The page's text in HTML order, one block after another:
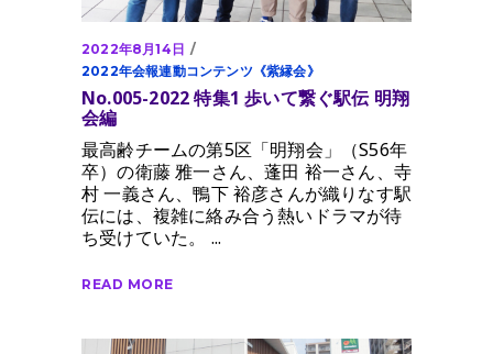
2022年8月14日
2022年会報連動コンテンツ《紫縁会》
No.005-2022 特集1 歩いて繋ぐ駅伝 明翔
会編
最高齢チームの第5区「明翔会」（S56年
卒）の衛藤 雅一さん、蓬田 裕一さん、寺
村 一義さん、鴨下 裕彦さんが織りなす駅
伝には、複雑に絡み合う熱いドラマが待
ち受けていた。
READ MORE